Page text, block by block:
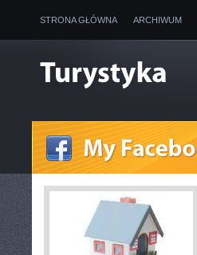
STRONA GŁÓWNA ARCHIWUM